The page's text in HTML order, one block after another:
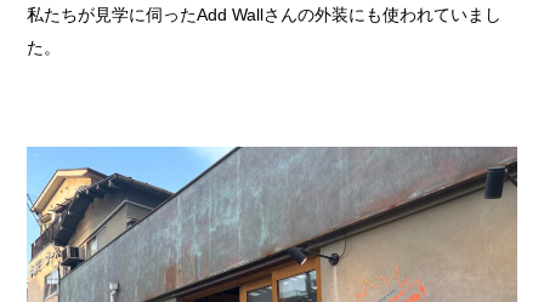
私たちが見学に伺ったAdd Wallさんの外装にも使われていまし
た。